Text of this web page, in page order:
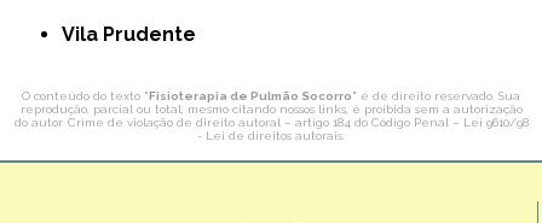
Vila Prudente
O conteúdo do texto "Fisioterapia de Pulmão Socorro" é de direito reservado. Sua
reprodução, parcial ou total, mesmo citando nossos links, é proibida sem a autorização
do autor. Crime de violação de direito autoral – artigo 184 do Código Penal – Lei 9610/98
- Lei de direitos autorais